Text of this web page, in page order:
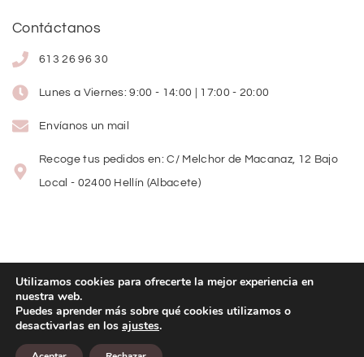
Contáctanos
613 26 96 30
Lunes a Viernes: 9:00 - 14:00 | 17:00 - 20:00
Envíanos un mail
Recoge tus pedidos en: C/ Melchor de Macanaz, 12 Bajo
Local - 02400 Hellín (Albacete)
Copyright© 2026Lolitas Moda
Diseño web:
Utilizamos cookies para ofrecerte la mejor experiencia en
nuestra web.
Puedes aprender más sobre qué cookies utilizamos o
desactivarlas en los ajustes.